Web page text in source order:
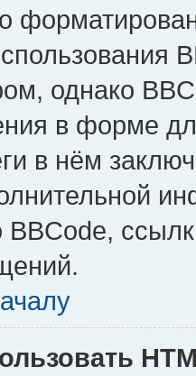
однако
в форме
в нём
BBCode,